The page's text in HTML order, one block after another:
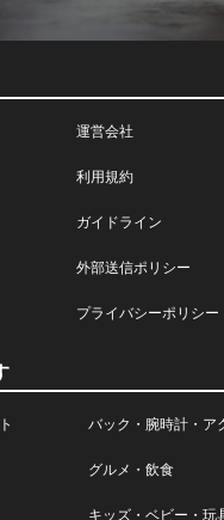
運営会社
利用規約
ガイドライン
外部送信ポリシー
プライバシーポリシー
バック・腕時計・ア
グルメ・飲食
キッズ・ベビー・玩